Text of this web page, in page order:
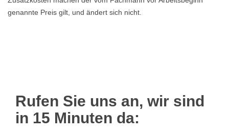
genannte Preis gilt, und ändert sich nicht.
Rufen Sie uns an, wir sind
in 15 Minuten da: